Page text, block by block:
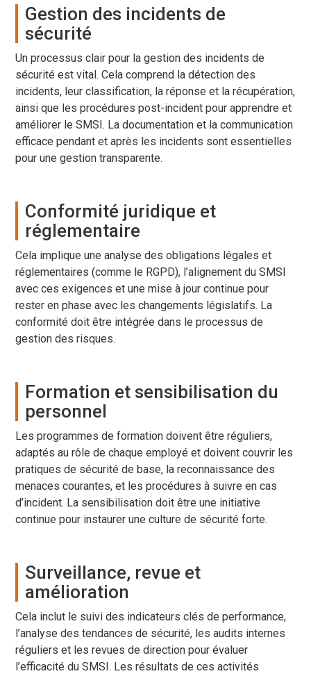
Gestion des incidents de
sécurité
Un processus clair pour la gestion des incidents de
sécurité est vital. Cela comprend la détection des
incidents, leur classification, la réponse et la récupération,
ainsi que les procédures post-incident pour apprendre et
améliorer le SMSI. La documentation et la communication
efficace pendant et après les incidents sont essentielles
pour une gestion transparente.
Conformité juridique et
réglementaire
Cela implique une analyse des obligations légales et
réglementaires (comme le RGPD), l’alignement du SMSI
avec ces exigences et une mise à jour continue pour
rester en phase avec les changements législatifs. La
conformité doit être intégrée dans le processus de
gestion des risques.
Formation et sensibilisation du
personnel
Les programmes de formation doivent être réguliers,
adaptés au rôle de chaque employé et doivent couvrir les
pratiques de sécurité de base, la reconnaissance des
menaces courantes, et les procédures à suivre en cas
d’incident. La sensibilisation doit être une initiative
continue pour instaurer une culture de sécurité forte.
Surveillance, revue et
amélioration
Cela inclut le suivi des indicateurs clés de performance,
l’analyse des tendances de sécurité, les audits internes
réguliers et les revues de direction pour évaluer
l’efficacité du SMSI. Les résultats de ces activités